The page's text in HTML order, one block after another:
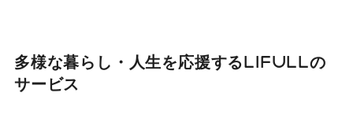
多様な暮らし・人生を応援するLIFULLの
サービス